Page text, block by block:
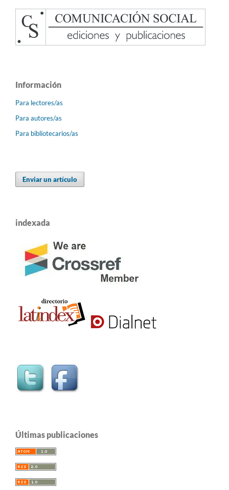
Información
Para lectores/as
Para autores/as
Para bibliotecarios/as
Enviar un artículo
indexada
Últimas publicaciones